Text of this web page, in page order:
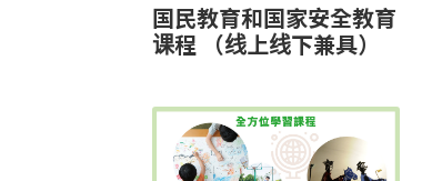
国民教育和国家安全教育
课程 （线上线下兼具）